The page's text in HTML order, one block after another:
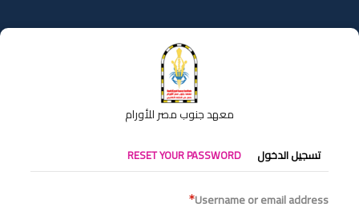
إلى
المحتوى
معهد جنوب مصر للأورام
التبويبات
الأساسية
تسجيل الدخول RESET YOUR PASSWORD
Username or email address